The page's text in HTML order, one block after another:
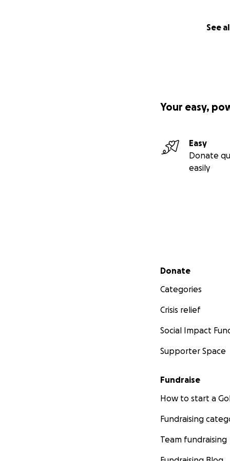
See
Your easy,
Easy
Donate
easily
Secondary menu
Donate
Categories
Crisis relief
Social Impact
Supporter Space
Fundraise
How to start a
Fundraising
Team fundraising